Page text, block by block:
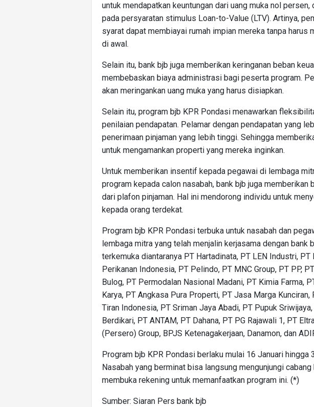
untuk mendapatkan keuntungan dari uang muka nol persen,
pada persyaratan stimulus Loan-to-Value (LTV). Artinya,
syarat dapat membiayai rumah impian mereka tanpa harus
di awal.
Selain itu, bank bjb juga memberikan keringanan beban
membebaskan biaya administrasi bagi peserta program.
akan meringankan uang muka yang harus disiapkan.
Selain itu, program bjb KPR Pondasi menawarkan
penilaian pendapatan. Pelamar dengan pendapatan yang
penerimaan pinjaman yang lebih tinggi. Sehingga
untuk mengamankan properti yang mereka inginkan.
Untuk memberikan insentif kepada pegawai di lembaga
program kepada calon nasabah, bank bjb juga memberikan
dari plafon pinjaman. Hal ini mendorong individu untuk
kepada orang terdekat.
Program bjb KPR Pondasi terbuka untuk nasabah dan
lembaga mitra yang telah menjalin kerjasama dengan bank
terkemuka diantaranya PT Hartadinata, PT LEN Industri, PT
Perikanan Indonesia, PT Pelindo, PT MNC Group, PT PP,
Bulog, PT Permodalan Nasional Madani, PT Kimia Farma,
Karya, PT Angkasa Pura Properti, PT Jasa Marga
Tiran Indonesia, PT Sriman Jaya Abadi, PT Pupuk
Berdikari, PT ANTAM, PT Dahana, PT PG Rajawali 1, PT
(Persero) Group, BPJS Ketenagakerjaan, Danamon, dan
Program bjb KPR Pondasi berlaku mulai 16 Januari hingga
Nasabah yang berminat bisa langsung mengunjungi
membuka rekening untuk memanfaatkan program ini. (*)
Sumber: Siaran Pers bank bjb